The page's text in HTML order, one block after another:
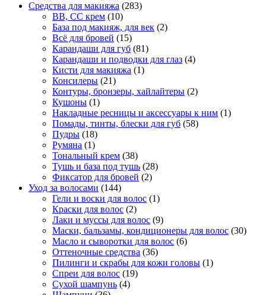
Средства для макияжа (283)
BB, CC крем (10)
База под макияж, для век (2)
Всё для бровей (15)
Карандаши для губ (81)
Карандаши и подводки для глаз (4)
Кисти для макияжа (1)
Консилеры (21)
Контуры, бронзеры, хайлайтеры (2)
Кушоны (1)
Накладные ресницы и аксессуары к ним (1)
Помады, тинты, блески для губ (58)
Пудры (18)
Румяна (1)
Тональный крем (38)
Тушь и база под тушь (28)
Фиксатор для бровей (2)
Уход за волосами (144)
Гели и воски для волос (1)
Краски для волос (2)
Лаки и муссы для волос (9)
Маски, бальзамы, кондиционеры для волос (30)
Масло и сыворотки для волос (6)
Оттеночные средства (36)
Пилинги и скрабы для кожи головы (1)
Спреи для волос (19)
Сухой шампунь (4)